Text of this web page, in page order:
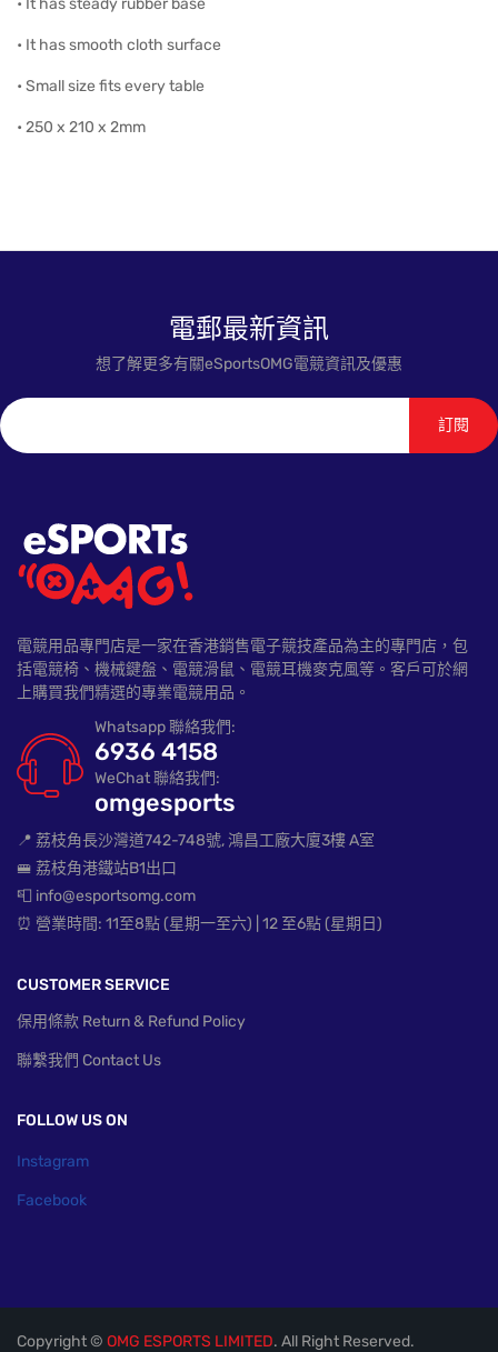
• It has steady rubber base
• It has smooth cloth surface
• Small size fits every table
• 250 x 210 x 2mm
電郵最新資訊
想了解更多有關eSportsOMG電競資訊及優惠
訂閱
電競用品專門店是一家在香港銷售電子競技產品為主的專門店，包
括電競椅、機械鍵盤、電競滑鼠、電競耳機麥克風等。客戶可於網
上購買我們精選的專業電競用品。
Whatsapp 聯絡我們:
6936 4158
WeChat 聯絡我們:
omgesports
📍 荔枝角長沙灣道742-748號, 鴻昌工廠大廈3樓 A室
🚝 荔枝角港鐵站B1出口
📮 info@esportsomg.com
⏰ 營業時間: 11至8點 (星期一至六) | 12 至6點 (星期日)
CUSTOMER SERVICE
保用條款 Return & Refund Policy
聯繫我們 Contact Us
FOLLOW US ON
Instagram
Facebook
Copyright © OMG ESPORTS LIMITED. All Right Reserved.